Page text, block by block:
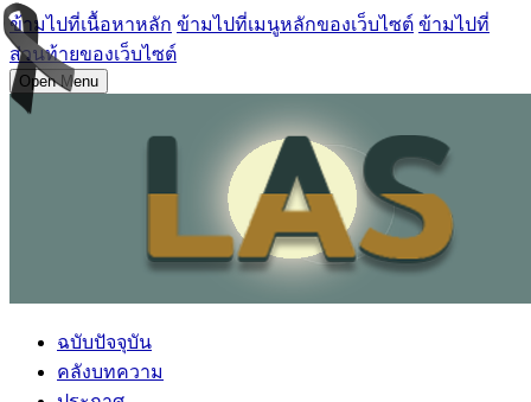
ข้ามไปที่เนื้อหาหลัก ข้ามไปที่เมนูหลักของเว็บไซต์ ข้ามไปที่
ส่วนท้ายของเว็บไซต์
Open Menu
ฉบับปัจจุบัน
คลังบทความ